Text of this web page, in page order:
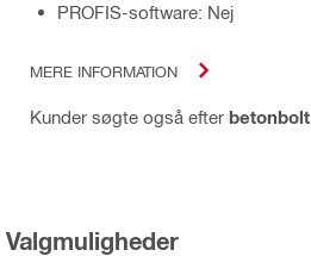
PROFIS-software: Nej
MERE INFORMATION
Kunder søgte også efter betonbolt
Valgmuligheder